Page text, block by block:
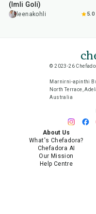
(Imli Goli)
leenakohli 5.0
© 2023-26
Marnirni-apinthi
North Terrace,
Australia
About Us
What's Chefadora?
Chefadora AI
Our Mission
Help Centre